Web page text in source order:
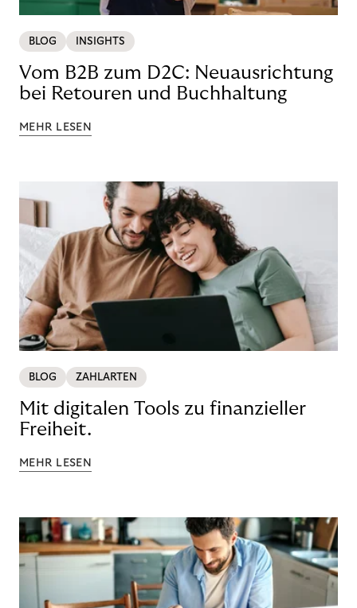
BLOG INSIGHTS
Vom B2B zum D2C: Neuausrichtung
bei Retouren und Buchhaltung
MEHR LESEN
BLOG ZAHLARTEN
Mit digitalen Tools zu finanzieller
Freiheit.
MEHR LESEN